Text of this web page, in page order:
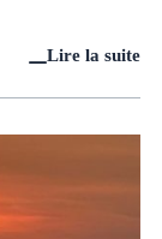
Lire la suite